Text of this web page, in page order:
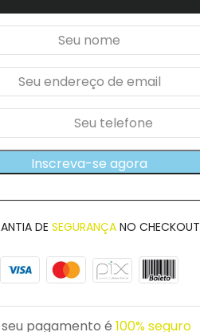
Inscreva-se agora
DE SEGURANÇA NO CHECKOUT
pagamento é 100% seguro